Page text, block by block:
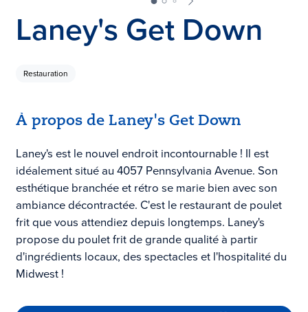
Laney's Get Down
Restauration
À propos de Laney's Get Down
Laney's est le nouvel endroit incontournable ! Il est
idéalement situé au 4057 Pennsylvania Avenue. Son
esthétique branchée et rétro se marie bien avec son
ambiance décontractée. C'est le restaurant de poulet
frit que vous attendiez depuis longtemps. Laney's
propose du poulet frit de grande qualité à partir
d'ingrédients locaux, des spectacles et l'hospitalité du
Midwest !